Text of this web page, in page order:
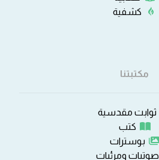
كشفية
مكتبتنا
ثوابت مقدسية
كتب
بوسترات
صوتيات ومرئيات